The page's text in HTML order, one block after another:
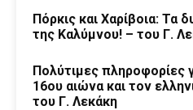
Πόρκις και Χαρίβοια: Τα
της Καλύμνου! – του Γ.
Πολύτιμες πληροφορίες
16ου αιώνα και τον
του Γ. Λεκάκη